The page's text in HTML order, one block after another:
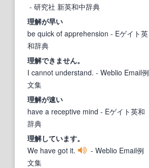
- 研究社 新英和中辞典
理解が早い
be quick of apprehension - Eゲイト英
和辞典
理解できません。
I cannot understand. - Weblio Email例
文集
理解が速い
have a receptive mind - Eゲイト英和
辞典
理解しています。
We have got it.
- Weblio Email例
文集